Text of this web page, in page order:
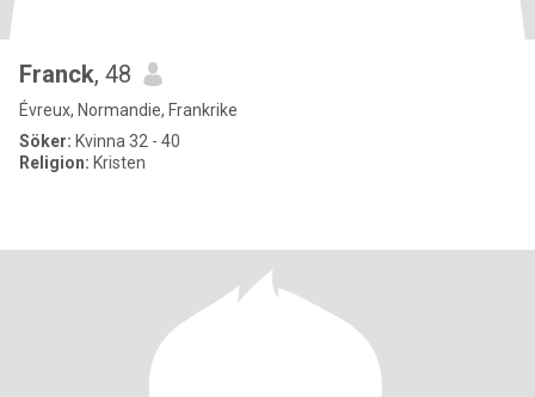
Franck, 48
Évreux, Normandie, Frankrike
Söker: Kvinna 32 - 40
Religion: Kristen